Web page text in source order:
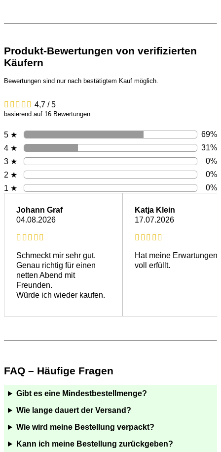
Produkt-Bewertungen von verifizierten
Käufern
Bewertungen sind nur nach bestätigtem Kauf möglich.
4,7 / 5
basierend auf 16 Bewertungen
5 ★
69%
4 ★
31%
3 ★
0%
2 ★
0%
1 ★
0%
Johann Graf
04.08.2026
Schmeckt mir sehr gut.
Genau richtig für einen
netten Abend mit
Freunden.
Würde ich wieder kaufen.
Katja Klein
17.07.2026
Hat meine Erwartungen
voll erfüllt.
FAQ – Häufige Fragen
Gibt es eine Mindestbestellmenge?
Wie lange dauert der Versand?
Wie wird meine Bestellung verpackt?
Kann ich meine Bestellung zurückgeben?